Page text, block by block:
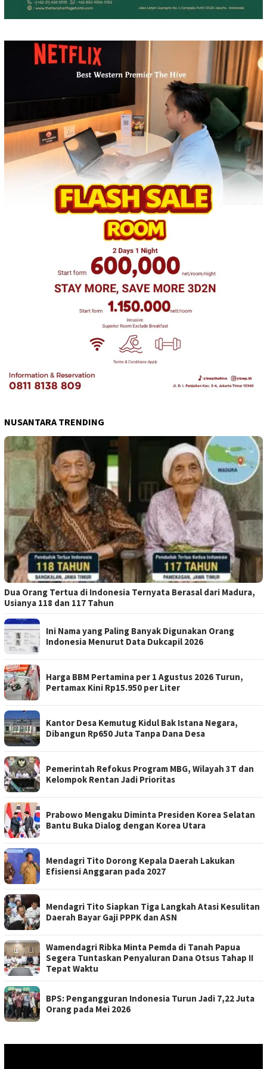
NUSANTARA TRENDING
Dua Orang Tertua di Indonesia Ternyata Berasal dari Madura,
Usianya 118 dan 117 Tahun
Ini Nama yang Paling Banyak Digunakan Orang
Indonesia Menurut Data Dukcapil 2026
Harga BBM Pertamina per 1 Agustus 2026 Turun,
Pertamax Kini Rp15.950 per Liter
Kantor Desa Kemutug Kidul Bak Istana Negara,
Dibangun Rp650 Juta Tanpa Dana Desa
Pemerintah Refokus Program MBG, Wilayah 3T dan
Kelompok Rentan Jadi Prioritas
Prabowo Mengaku Diminta Presiden Korea Selatan
Bantu Buka Dialog dengan Korea Utara
Mendagri Tito Dorong Kepala Daerah Lakukan
Efisiensi Anggaran pada 2027
Mendagri Tito Siapkan Tiga Langkah Atasi Kesulitan
Daerah Bayar Gaji PPPK dan ASN
Wamendagri Ribka Minta Pemda di Tanah Papua
Segera Tuntaskan Penyaluran Dana Otsus Tahap II
Tepat Waktu
BPS: Pengangguran Indonesia Turun Jadi 7,22 Juta
Orang pada Mei 2026